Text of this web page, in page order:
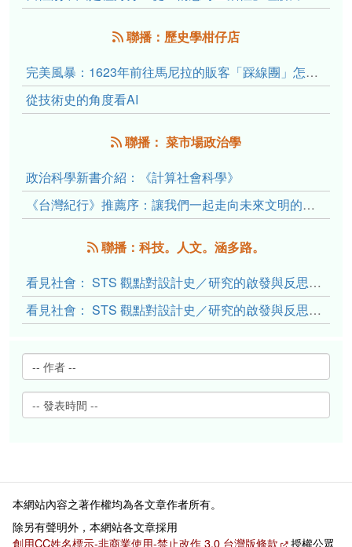
聯播：歷史學柑仔店
完美風暴：1623年前往馬尼拉的販客「踩線團」怎麼會困死於澎湖?
從技術史的角度看AI
聯播： 菜市場政治學
政治科學新書介紹：《計算社會科學》
《台灣紀行》推薦序：讓我們一起走向未來文明的備忘錄
聯播：科技。人文。涵多路。
看見社會： STS 觀點對設計史／研究的啟發與反思（下）
看見社會： STS 觀點對設計史／研究的啟發與反思（上）
本網站內容之著作權均為各文章作者所有。
除另有聲明外，本網站各文章採用
創用CC姓名標示-非商業使用-禁止改作 3.0 台灣版條款
授權公眾